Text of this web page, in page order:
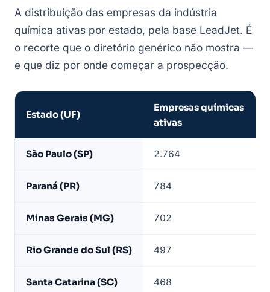
A distribuição das empresas da indústria
química ativas por estado, pela base LeadJet. É
o recorte que o diretório genérico não mostra —
e que diz por onde começar a prospecção.
químicas
por
LeadJet
Estado (UF)
Empresas químicas
ativas
São Paulo (SP) 2.764
Paraná (PR) 784
Minas Gerais (MG) 702
Rio Grande do Sul (RS) 497
Santa Catarina (SC) 468